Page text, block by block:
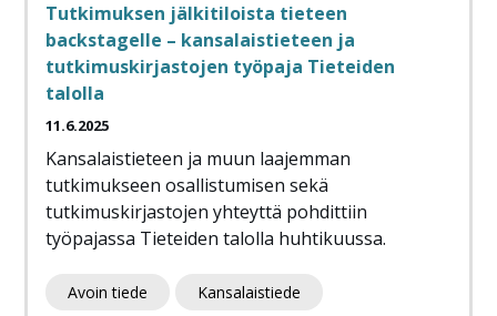
Tutkimuksen jälkitiloista tieteen
backstagelle – kansalaistieteen ja
tutkimuskirjastojen työpaja Tieteiden
talolla
11.6.2025
Kansalaistieteen ja muun laajemman
tutkimukseen osallistumisen sekä
tutkimuskirjastojen yhteyttä pohdittiin
työpajassa Tieteiden talolla huhtikuussa.
Avoin tiede Kansalaistiede